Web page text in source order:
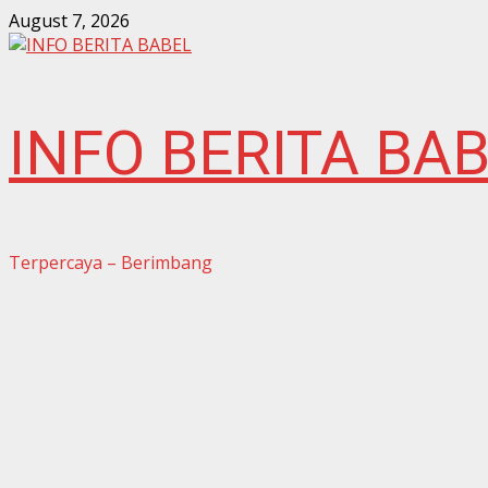
Skip
to
August 7, 2026
INFO BERITA
Terpercaya – Berimbang